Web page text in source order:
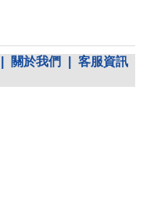
關於我們
客服資訊